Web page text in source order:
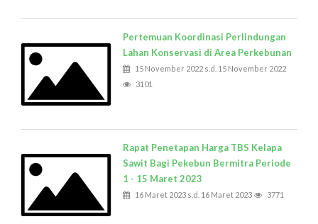
Pertemuan Koordinasi Perlindungan
Lahan Konservasi di Area Perkebunan
15 November 2022 s.d. 15 November 2022
3101
Rapat Penetapan Harga TBS Kelapa
Sawit Bagi Pekebun Bermitra Periode
1 - 15 Maret 2023
16 Maret 2023 s.d. 16 Maret 2023 3771